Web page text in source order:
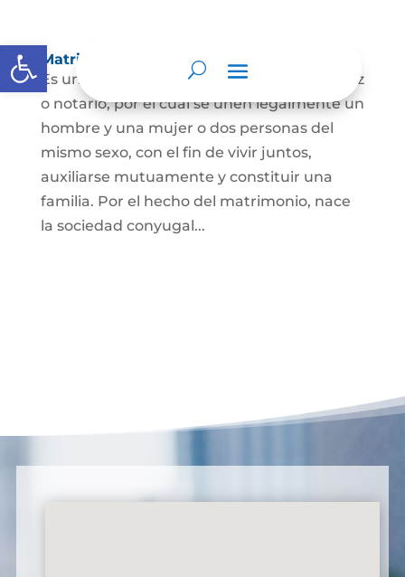
Abrir barra de herramientas
Matrimonio Civil
Es un contrato solemne celebrado ante juez
o notario, por el cual se unen legalmente un
hombre y una mujer o dos personas del
mismo sexo, con el fin de vivir juntos,
auxiliarse mutuamente y constituir una
familia. Por el hecho del matrimonio, nace
la sociedad conyugal...